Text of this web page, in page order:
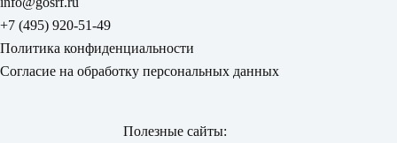
+7 (495) 920-51-49
Политика конфиденциальности
Согласие на обработку персональных данных
Полезные сайты: